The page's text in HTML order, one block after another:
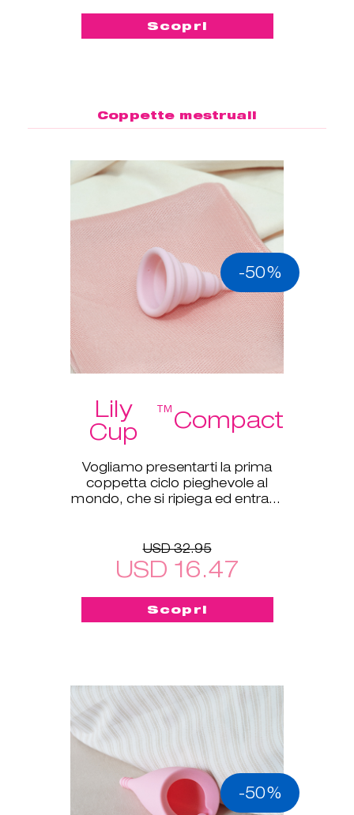
Scopri
Coppette mestruali
-50%
Lily
Cup
™Compact
Vogliamo presentarti la prima
coppetta ciclo pieghevole al
mondo, che si ripiega ed entra in
USD 32.95
USD 16.47
Scopri
-50%